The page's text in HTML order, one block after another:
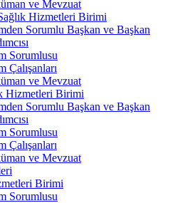
ve Mevzuat
Hizmetleri Birimi
Sorumlu Başkan ve Başkan
Sorumlusu
Çalışanları
ve Mevzuat
Hizmetleri Birimi
Sorumlu Başkan ve Başkan
Sorumlusu
Çalışanları
ve Mevzuat
Birimi
Sorumlusu